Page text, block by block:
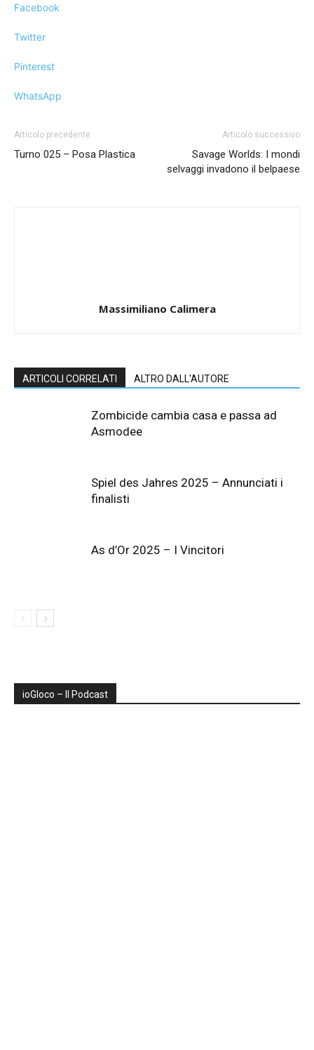
Facebook
Twitter
Pinterest
WhatsApp
Articolo precedente
Turno 025 – Posa Plastica
Articolo successivo
Savage Worlds: I mondi
selvaggi invadono il belpaese
Massimiliano Calimera
ARTICOLI CORRELATI ALTRO DALL'AUTORE
Zombicide cambia casa e passa ad
Asmodee
Spiel des Jahres 2025 – Annunciati i
finalisti
As d’Or 2025 – I Vincitori
ioGIoco – Il Podcast